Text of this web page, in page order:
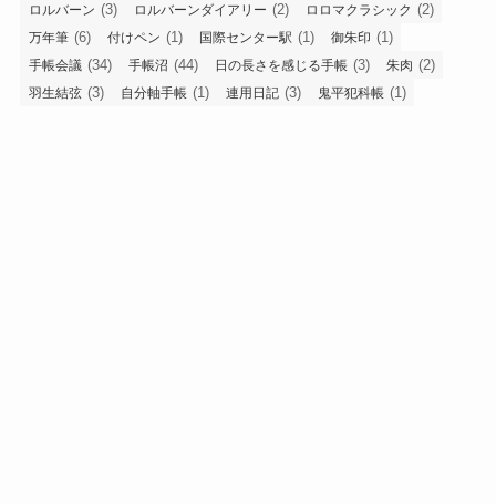
ロルバーン (3) ロルバーンダイアリー (2) ロロマクラシック (2)
万年筆 (6) 付けペン (1) 国際センター駅 (1) 御朱印 (1)
手帳会議 (34) 手帳沼 (44) 日の長さを感じる手帳 (3) 朱肉 (2)
羽生結弦 (3) 自分軸手帳 (1) 連用日記 (3) 鬼平犯科帳 (1)